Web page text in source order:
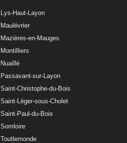
Lys-Haut-Layon
Maulévrier
Mazières-en-Mauges
Montilliers
Nuaillé
Passavant-sur-Layon
Saint-Christophe-du-Bois
Saint-Léger-sous-Cholet
Saint-Paul-du-Bois
Somloire
Toutlemonde